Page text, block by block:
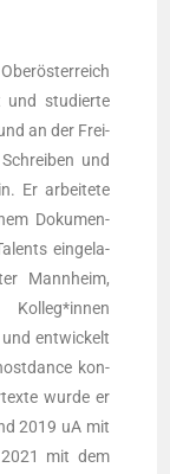
und stu­dier­te
an der Frei­
und
Er arbei­te­te
Doku­men­
ein­ge­la­
Mann­heim,
ent­wi­ckelt
kon­
wur­de er
2019 uA mit
mit dem